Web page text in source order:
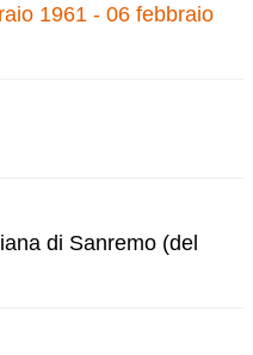
1961 - 06 febbraio
di Sanremo (del